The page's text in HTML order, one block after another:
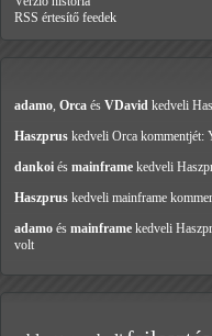
RSS értesítő feedek
adamo, Orca és VDavid kedveli
Haszprus kedveli Orca kommentjét:
dankoi és mainframe kedveli
Haszprus kedveli mainframe
adamo és mainframe kedveli
volt